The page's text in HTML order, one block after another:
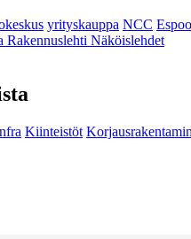
yrityskauppa NCC Espoo
Rakennuslehti Näköislehdet
Kiinteistöt